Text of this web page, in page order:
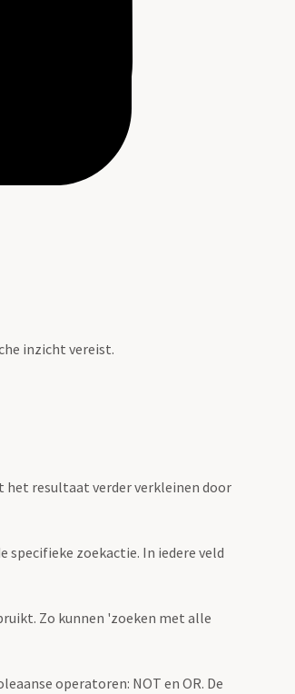
inzicht vereist.
het resultaat verder verkleinen door
specifieke zoekactie. In iedere veld
Zo kunnen 'zoeken met alle
operatoren: NOT en OR. De